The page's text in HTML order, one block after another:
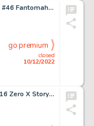
George Appel Jungle Comics #46 Fantomah Story Page 1 Original Art (Fiction House, 1943)....
closed
10/12/2022
go premium
Mike Noble TV Century 21 #116 Zero X Story Page 2 Original Art (Century 21 Publications, 1967)....